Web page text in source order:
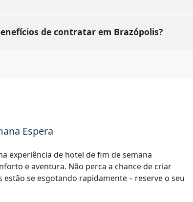
Quais são os principais benefícios de contratar em Brazópolis?
Espera
experiência de hotel de fim de semana
e aventura. Não perca a chance de criar
se esgotando rapidamente – reserve o seu